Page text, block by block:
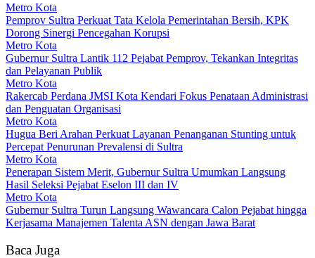
Metro Kota
Pemprov Sultra Perkuat Tata Kelola Pemerintahan Bersih, KPK
Dorong Sinergi Pencegahan Korupsi
Metro Kota
Gubernur Sultra Lantik 112 Pejabat Pemprov, Tekankan Integritas
dan Pelayanan Publik
Metro Kota
Rakercab Perdana JMSI Kota Kendari Fokus Penataan Administrasi
dan Penguatan Organisasi
Metro Kota
Hugua Beri Arahan Perkuat Layanan Penanganan Stunting untuk
Percepat Penurunan Prevalensi di Sultra
Metro Kota
Penerapan Sistem Merit, Gubernur Sultra Umumkan Langsung
Hasil Seleksi Pejabat Eselon III dan IV
Metro Kota
Gubernur Sultra Turun Langsung Wawancara Calon Pejabat hingga
Kerjasama Manajemen Talenta ASN dengan Jawa Barat
Baca Juga